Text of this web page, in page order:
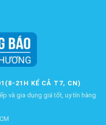
21H KỂ CẢ T7, CN)
và gia dụng giá tốt, uy tín hàng